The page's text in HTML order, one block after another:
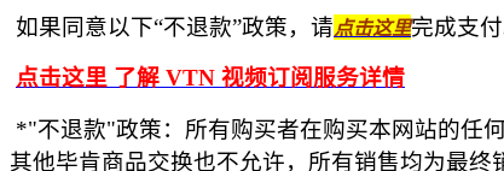
如果同意以下“不退款”政策，请点击这里完成支付
点击这里 了解 VTN 视频订阅服务详情
*"不退款"政策：所有购买者在购买本网站的任
其他毕肯商品交换也不允许，所有销售均为最